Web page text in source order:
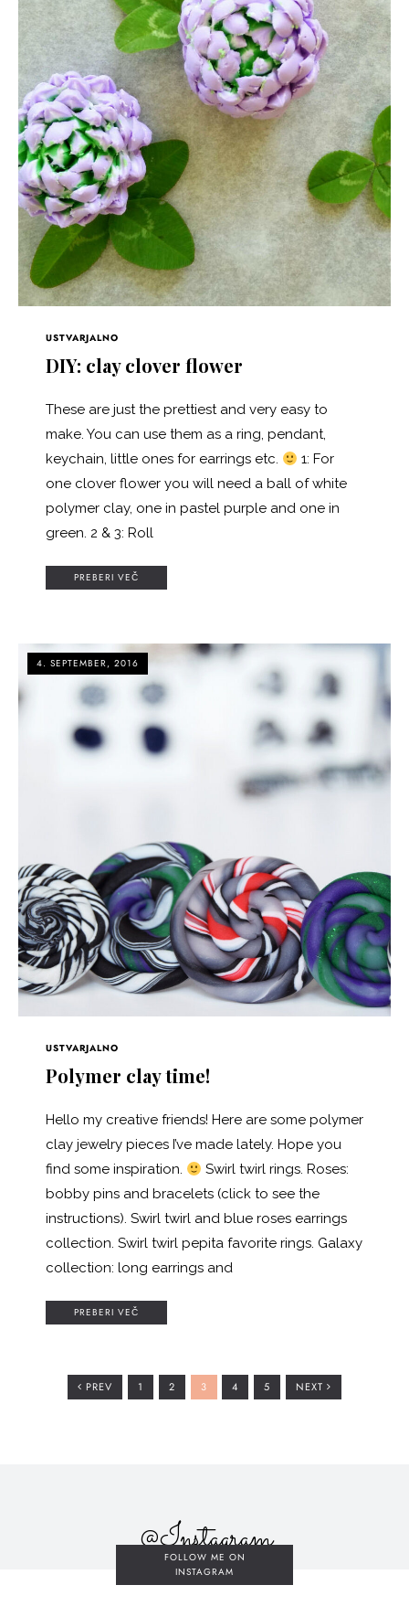
USTVARJALNO
DIY: clay clover flower
These are just the prettiest and very easy to
make. You can use them as a ring, pendant,
keychain, little ones for earrings etc.
1: For
one clover flower you will need a ball of white
polymer clay, one in pastel purple and one in
green. 2 & 3: Roll
PREBERI VEČ
4. SEPTEMBER, 2016
USTVARJALNO
Polymer clay time!
Hello my creative friends! Here are some polymer
clay jewelry pieces I’ve made lately. Hope you
find some inspiration.
Swirl twirl rings. Roses:
bobby pins and bracelets (click to see the
instructions). Swirl twirl and blue roses earrings
collection. Swirl twirl pepita favorite rings. Galaxy
collection: long earrings and
PREBERI VEČ
PREV
GO
TO
1
GO
TO
2
GO
TO
3
GO
TO
4
GO
TO
5 NEXT
@Instagram
FOLLOW ME ON
INSTAGRAM